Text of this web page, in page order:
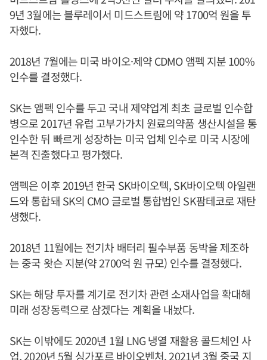
9년 3월에는 블루레이서 미드스트림에 약 1700억 원을 투
자했다.
2018년 7월에는 미국 바이오·제약 CDMO 앰펙 지분 100%
인수를 결정했다.
SK는 앰펙 인수를 두고 국내 제약업계 최초 글로벌 인수합
병으로 2017년 유럽 고부가가치 원료의약품 생산시설을 통
인수한 뒤 빠르게 성장하는 미국 업체 인수로 미국 시장에
본격 진출했다고 평가했다.
앰펙은 이후 2019년 한국 SK바이오텍, SK바이오텍 아일랜
드와 통합돼 SK의 CMO 글로벌 통합법인 SK팜테코로 재탄
생했다.
2018년 11월에는 전기차 배터리 필수부품 동박을 제조하
는 중국 왓슨 지분(약 2700억 원 규모) 인수를 결정했다.
SK는 해당 투자를 계기로 전기차 관련 소재사업을 확대해
미래 성장동력으로 삼겠다는 계획을 내놨다.
SK는 이밖에도 2020년 1월 LNG 냉열 재활용 콜드체인 사
업, 2020년 5월 싱가포르 바이오벤처, 2021년 3월 중국 지